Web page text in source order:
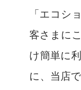
「エコシ
客さまに
け簡単に
に、当店